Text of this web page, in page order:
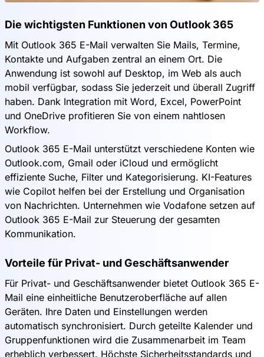
Die wichtigsten Funktionen von Outlook 365
Mit Outlook 365 E-Mail verwalten Sie Mails, Termine,
Kontakte und Aufgaben zentral an einem Ort. Die
Anwendung ist sowohl auf Desktop, im Web als auch
mobil verfügbar, sodass Sie jederzeit und überall Zugriff
haben. Dank Integration mit Word, Excel, PowerPoint
und OneDrive profitieren Sie von einem nahtlosen
Workflow.
Outlook 365 E-Mail unterstützt verschiedene Konten wie
Outlook.com, Gmail oder iCloud und ermöglicht
effiziente Suche, Filter und Kategorisierung. KI-Features
wie Copilot helfen bei der Erstellung und Organisation
von Nachrichten. Unternehmen wie Vodafone setzen auf
Outlook 365 E-Mail zur Steuerung der gesamten
Kommunikation.
Vorteile für Privat- und Geschäftsanwender
Für Privat- und Geschäftsanwender bietet Outlook 365 E-
Mail eine einheitliche Benutzeroberfläche auf allen
Geräten. Ihre Daten und Einstellungen werden
automatisch synchronisiert. Durch geteilte Kalender und
Gruppenfunktionen wird die Zusammenarbeit im Team
erheblich verbessert. Höchste Sicherheitsstandards und